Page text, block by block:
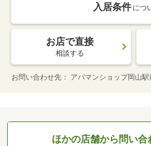
入居条件 につ
お店で直接
相談する
お問い合わせ先 アパマンショップ岡山
ほかの店舗から問い合